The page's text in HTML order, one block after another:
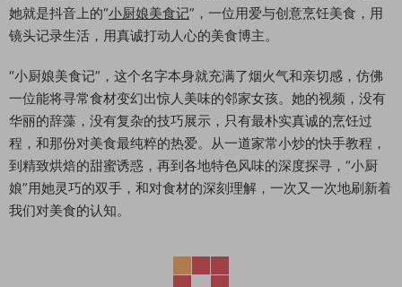
她就是抖音上的“小厨娘美食记”，一位用爱与创意烹饪美食，用
镜头记录生活，用真诚打动人心的美食博主。
“小厨娘美食记”，这个名字本身就充满了烟火气和亲切感，仿佛
一位能将寻常食材变幻出惊人美味的邻家女孩。她的视频，没有
华丽的辞藻，没有复杂的技巧展示，只有最朴实真诚的烹饪过
程，和那份对美食最纯粹的热爱。从一道家常小炒的快手教程，
到精致烘焙的甜蜜诱惑，再到各地特色风味的深度探寻，“小厨
娘”用她灵巧的双手，和对食材的深刻理解，一次又一次地刷新着
我们对美食的认知。